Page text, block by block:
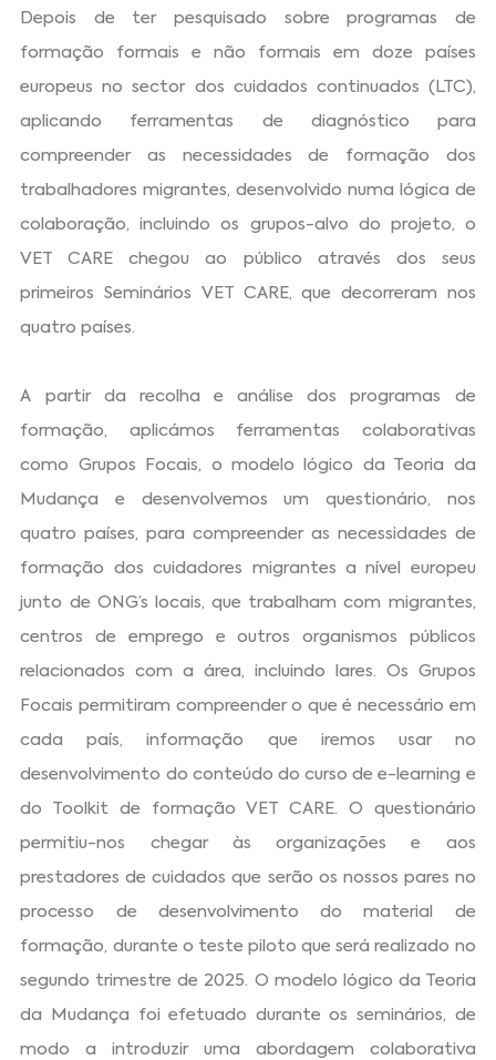
Depois de ter pesquisado sobre programas de
formação formais e não formais em doze países
europeus no sector dos cuidados continuados (LTC),
aplicando ferramentas de diagnóstico para
compreender as necessidades de formação dos
trabalhadores migrantes, desenvolvido numa lógica de
colaboração, incluindo os grupos-alvo do projeto, o
VET CARE chegou ao público através dos seus
primeiros Seminários VET CARE, que decorreram nos
quatro países.
A partir da recolha e análise dos programas de
formação, aplicámos ferramentas colaborativas
como Grupos Focais, o modelo lógico da Teoria da
Mudança e desenvolvemos um questionário, nos
quatro países, para compreender as necessidades de
formação dos cuidadores migrantes a nível europeu
junto de ONG’s locais, que trabalham com migrantes,
centros de emprego e outros organismos públicos
relacionados com a área, incluindo lares. Os Grupos
Focais permitiram compreender o que é necessário em
cada país, informação que iremos usar no
desenvolvimento do conteúdo do curso de e-learning e
do Toolkit de formação VET CARE. O questionário
permitiu-nos chegar às organizações e aos
prestadores de cuidados que serão os nossos pares no
processo de desenvolvimento do material de
formação, durante o teste piloto que será realizado no
segundo trimestre de 2025. O modelo lógico da Teoria
da Mudança foi efetuado durante os seminários, de
modo a introduzir uma abordagem colaborativa